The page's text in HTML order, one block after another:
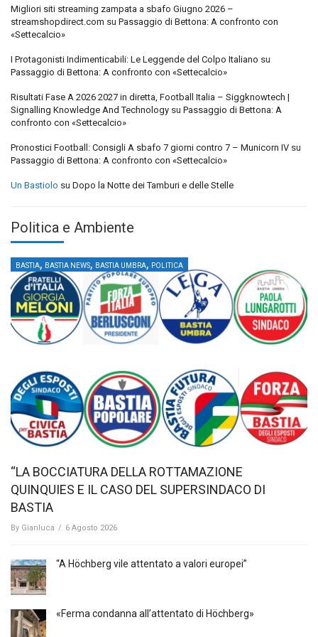
Migliori siti streaming zampata a sbafo Giugno 2026 –
streamshopdirect.com su Passaggio di Bettona: A confronto con
«Settecalcio»
I Protagonisti Indimenticabili: Le Leggende del Colpo Italiano su
Passaggio di Bettona: A confronto con «Settecalcio»
Risultati Fase A 2026 2027 in diretta, Football Italia – Siggknowtech |
Signalling Knowledge And Technology su Passaggio di Bettona: A
confronto con «Settecalcio»
Pronostici Football: Consigli A sbafo 7 giorni contro 7 – Municorn IV su
Passaggio di Bettona: A confronto con «Settecalcio»
Un Bastiolo su Dopo la Notte dei Tamburi e delle Stelle
Politica e Ambiente
BASTIA, BASTIA NEWS, BASTIA UMBRA, POLITICA
“LA BOCCIATURA DELLA ROTTAMAZIONE
QUINQUIES E IL CASO DEL SUPERSINDACO DI
BASTIA
By Gianluca / 6 Agosto 2026
“A Höchberg vile attentato a valori europei”
«Ferma condanna all’attentato di Höchberg»